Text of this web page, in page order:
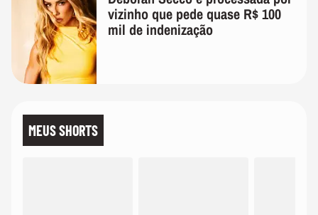
vizinho que pede quase R$ 100
mil de indenização
MEUS SHORTS